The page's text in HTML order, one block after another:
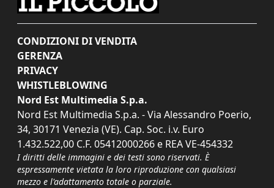
CONDIZIONI DI VENDITA
GERENZA
PRIVACY
WHISTLEBLOWING
Nord Est Multimedia S.p.a.
Nord Est Multimedia S.p.a. - Via Alessandro Poerio,
34, 30171 Venezia (VE). Cap. Soc. i.v. Euro
1.432.522,00 C.F. 05412000266 e REA VE-454332
I diritti delle immagini e dei testi sono riservati. È
espressamente vietata la loro riproduzione con qualsiasi
mezzo e l'adattamento totale o parziale.